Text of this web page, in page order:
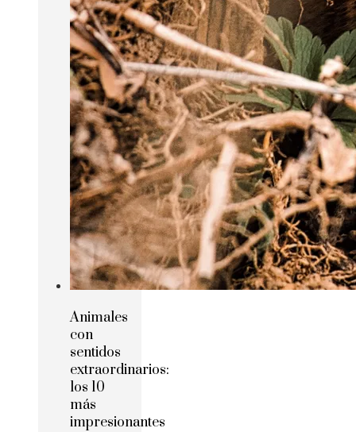
Animales
con
sentidos
extraordinarios:
los 10
más
impresionantes